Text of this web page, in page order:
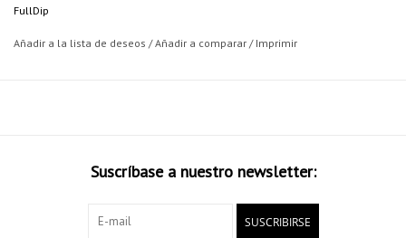
FullDip
Añadir a la lista de deseos /Añadir a comparar / Imprimir
Suscríbase a nuestro newsletter:
SUSCRIBIRSE